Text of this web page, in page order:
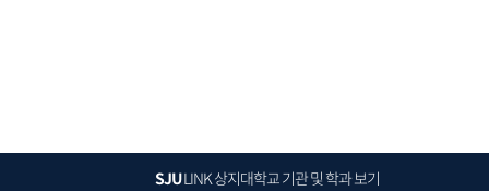
SJULINK상지대학교 기관 및 학과 보기